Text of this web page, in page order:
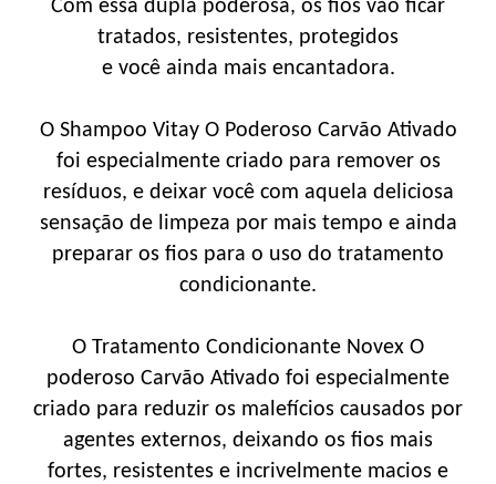
Com essa dupla poderosa, os fios vão ficar
tratados, resistentes, protegidos
e você ainda mais encantadora.
O Shampoo Vitay O Poderoso Carvão Ativado
foi especialmente criado para remover os
resíduos, e deixar você com aquela deliciosa
sensação de limpeza por mais tempo e ainda
preparar os fios para o uso do tratamento
condicionante.
O Tratamento Condicionante Novex O
poderoso Carvão Ativado foi especialmente
criado para reduzir os malefícios causados por
agentes externos, deixando os fios mais
fortes, resistentes e incrivelmente macios e